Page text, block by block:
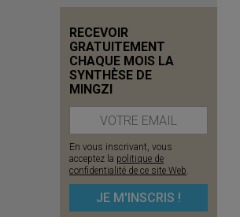
RECEVOIR
GRATUITEMENT
CHAQUE MOIS LA
SYNTHÈSE DE
MINGZI
En vous inscrivant, vous
acceptez la politique de
confidentialité de ce site Web.